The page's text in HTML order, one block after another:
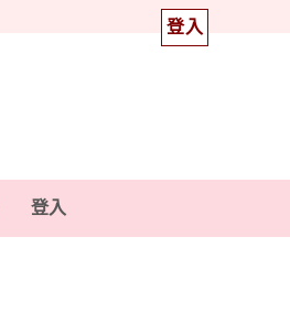
登入
登入